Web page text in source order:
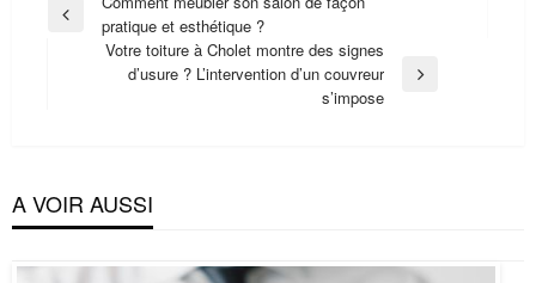
Previouspratique et esthétique ?
Votre toiture à Cholet montre des signes
d’usure ? L’intervention d’un couvreur
s’impose
A VOIR AUSSI